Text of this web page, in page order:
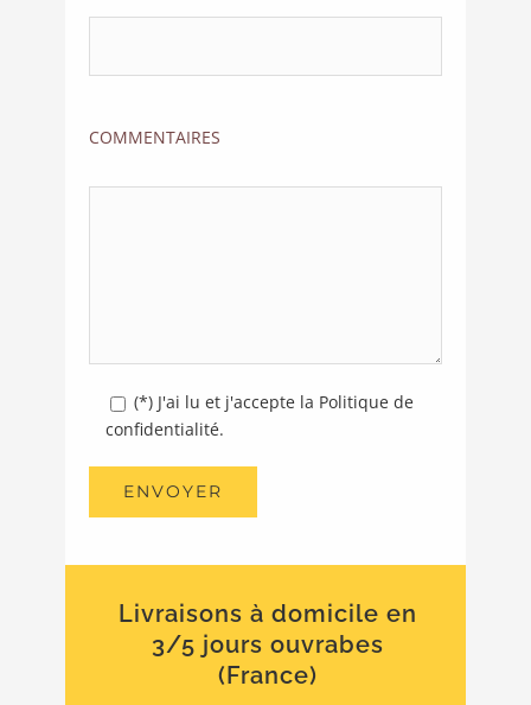
COMMENTAIRES
(*) J'ai lu et j'accepte la Politique de
confidentialité.
Livraisons à domicile en
3/5 jours ouvrabes
(France)